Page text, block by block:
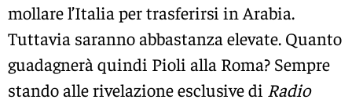
mollare l’Italia per trasferirsi in Arabia.
Tuttavia saranno abbastanza elevate. Quanto
guadagnerà quindi Pioli alla Roma? Sempre
stando alle rivelazione esclusive di Radio